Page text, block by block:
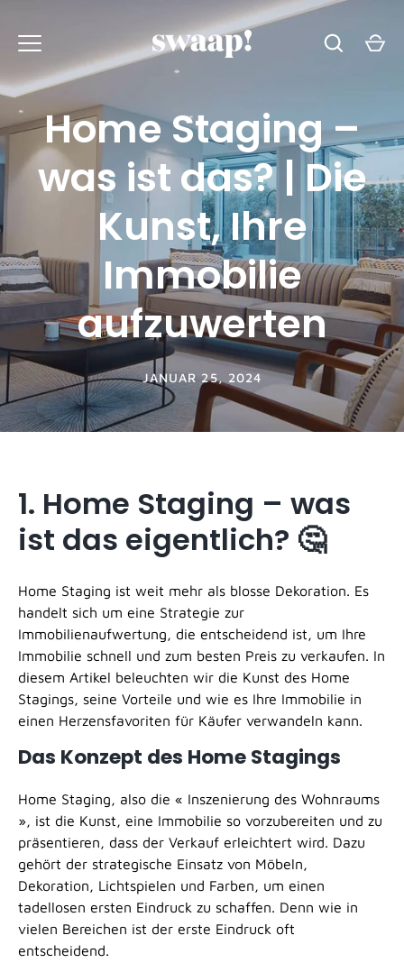
Inhalt
springen
Home Staging –
was ist das? | Die
Kunst, Ihre
Immobilie
aufzuwerten
JANUAR 25, 2024
1. Home Staging – was
ist das eigentlich? 🤔
Home Staging ist weit mehr als blosse Dekoration. Es
handelt sich um eine Strategie zur
Immobilienaufwertung, die entscheidend ist, um Ihre
Immobilie schnell und zum besten Preis zu verkaufen. In
diesem Artikel beleuchten wir die Kunst des Home
Stagings, seine Vorteile und wie es Ihre Immobilie in
einen Herzensfavoriten für Käufer verwandeln kann.
Das Konzept des Home Stagings
Home Staging, also die « Inszenierung des Wohnraums
», ist die Kunst, eine Immobilie so vorzubereiten und zu
präsentieren, dass der Verkauf erleichtert wird. Dazu
gehört der strategische Einsatz von Möbeln,
Dekoration, Lichtspielen und Farben, um einen
tadellosen ersten Eindruck zu schaffen. Denn wie in
vielen Bereichen ist der erste Eindruck oft
entscheidend.